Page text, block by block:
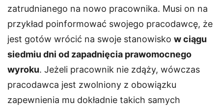
zatrudnianego na nowo pracownika. Musi on na
przykład poinformować swojego pracodawcę, że
jest gotów wrócić na swoje stanowisko w ciągu
siedmiu dni od zapadnięcia prawomocnego
wyroku. Jeżeli pracownik nie zdąży, wówczas
pracodawca jest zwolniony z obowiązku
zapewnienia mu dokładnie takich samych